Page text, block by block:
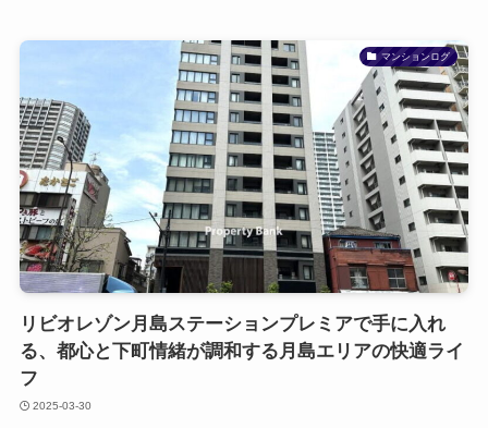
マンションログ
リビオレゾン月島ステーションプレミアで手に入れ
る、都心と下町情緒が調和する月島エリアの快適ライ
フ
2025-03-30